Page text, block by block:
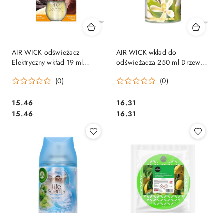
AIR WICK odświeżacz
Elektryczny wkład 19 ml
Shea, 18260 (0)
Cena:
15.46
Cena:
15.46
AIR WICK wkład do
odświeżacza 250 ml Drzewo
Wanilia 000180
(0)
Cena:
16.31
Cena:
16.31